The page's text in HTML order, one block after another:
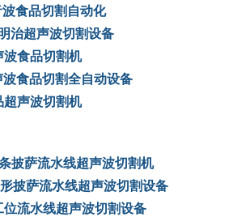
食品切割自动化
治超声波切割设备
食品切割机
波食品切割全自动设备
超声波切割机
披萨流水线超声波切割机
披萨流水线超声波切割设备
流水线超声波切割设备